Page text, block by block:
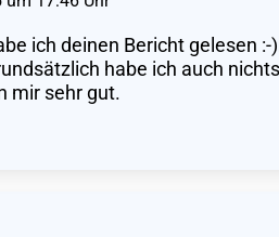
ich deinen Bericht gelesen
habe ich auch
mir sehr gut.